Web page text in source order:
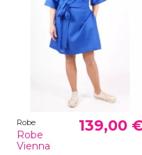
Robe
Robe
Vienna
139,00